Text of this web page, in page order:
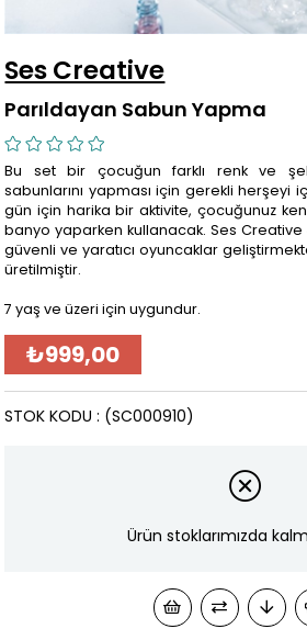
Ses Creative
Parıldayan Sabun Yapma
Bu set bir çocuğun farklı renk ve
sabunlarını yapması için gerekli herşeyi
gün için harika bir aktivite, çocuğunuz
banyo yaparken kullanacak. Ses Creative
güvenli ve yaratıcı oyuncaklar
üretilmiştir.
7 yaş ve üzeri için uygundur.
₺999,00
(SC000910)
STOK KODU
Ürün stoklarımızda